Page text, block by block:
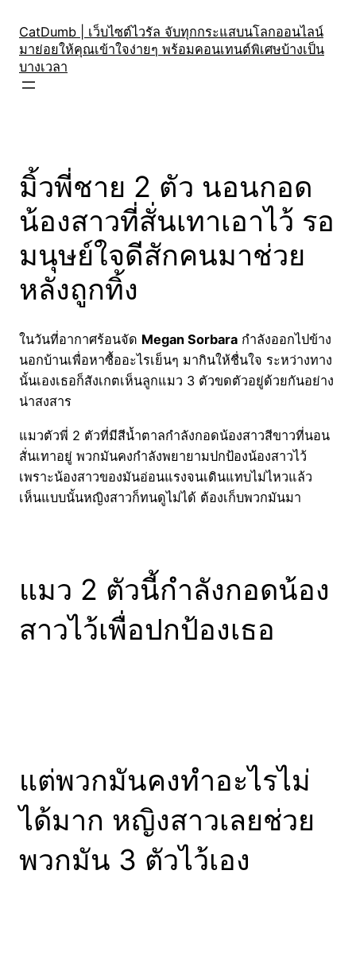
content
CatDumb | เว็บไซต์ไวรัล จับทุกกระแสบนโลกออนไลน์
มาย่อยให้คุณเข้าใจง่ายๆ พร้อมคอนเทนต์พิเศษบ้างเป็น
บางเวลา
มิ้วพี่ชาย 2 ตัว นอนกอด
น้องสาวที่สั่นเทาเอาไว้ รอ
มนุษย์ใจดีสักคนมาช่วย
หลังถูกทิ้ง
ในวันที่อากาศร้อนจัด Megan Sorbara กำลังออกไปข้าง
นอกบ้านเพื่อหาซื้ออะไรเย็นๆ มากินให้ชื่นใจ ระหว่างทาง
นั้นเองเธอก็สังเกตเห็นลูกแมว 3 ตัวขดตัวอยู่ด้วยกันอย่าง
น่าสงสาร
แมวตัวพี่ 2 ตัวที่มีสีน้ำตาลกำลังกอดน้องสาวสีขาวที่นอน
สั่นเทาอยู่ พวกมันคงกำลังพยายามปกป้องน้องสาวไว้
เพราะน้องสาวของมันอ่อนแรงจนเดินแทบไม่ไหวแล้ว
เห็นแบบนั้นหญิงสาวก็ทนดูไม่ได้ ต้องเก็บพวกมันมา
แมว 2 ตัวนี้กำลังกอดน้อง
สาวไว้เพื่อปกป้องเธอ
แต่พวกมันคงทำอะไรไม่
ได้มาก หญิงสาวเลยช่วย
พวกมัน 3 ตัวไว้เอง